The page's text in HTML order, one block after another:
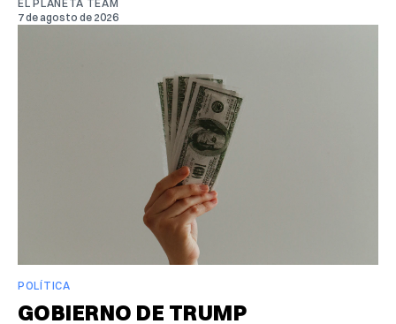
EL PLANETA TEAM
7 de agosto de 2026
POLÍTICA
GOBIERNO DE TRUMP